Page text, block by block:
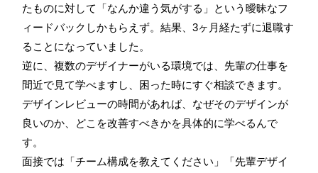
たものに対して「なんか違う気がする」という曖昧なフ
ィードバックしかもらえず。結果、3ヶ月経たずに退職す
ることになっていました。
逆に、複数のデザイナーがいる環境では、先輩の仕事を
間近で見て学べますし、困った時にすぐ相談できます。
デザインレビューの時間があれば、なぜそのデザインが
良いのか、どこを改善すべきかを具体的に学べるんで
す。
面接では「チーム構成を教えてください」「先輩デザイ